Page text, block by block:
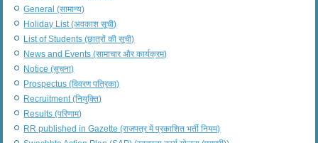
General (सामान्य)
Holiday List (अवकाश सूची)
List of Students (छात्रों की सूची)
News and Events (सामाचार और कार्यक्रम)
Notice (सूचना)
Prospectus (विवरण पत्रिका)
Recruitment (नियुक्ति)
Results (परिणाम)
RR published in Gazette (राजपत्र में प्रकाशित भर्ती नियम)